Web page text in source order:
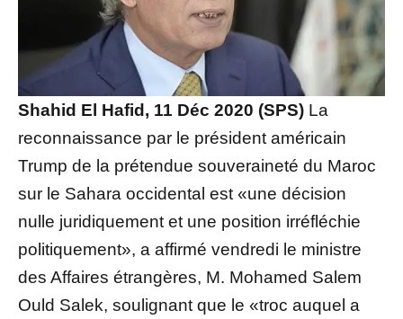
Shahid El Hafid, 11 Déc 2020 (SPS) La
reconnaissance par le président américain
Trump de la prétendue souveraineté du Maroc
sur le Sahara occidental est «une décision
nulle juridiquement et une position irréfléchie
politiquement», a affirmé vendredi le ministre
des Affaires étrangères, M. Mohamed Salem
Ould Salek, soulignant que le «troc auquel a